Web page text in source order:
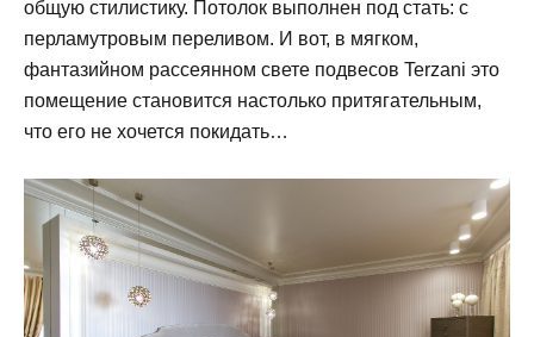
общую стилистику. Потолок выполнен под стать: с
перламутровым переливом. И вот, в мягком,
фантазийном рассеянном свете подвесов Terzani это
помещение становится настолько притягательным,
что его не хочется покидать…